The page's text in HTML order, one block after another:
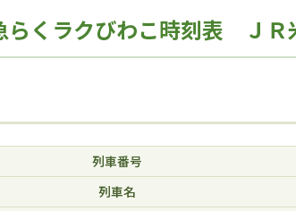
らくラクびわこ時刻表 Ｊ
列車番号
列車名